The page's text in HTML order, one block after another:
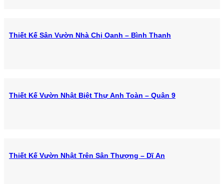
Thiết Kế Sân Vườn Nhà Chị Oanh – Bình Thạnh
Thiết Kế Vườn Nhật Biệt Thự Anh Toàn – Quận 9
Thiết Kế Vườn Nhật Trên Sân Thượng – Dĩ An